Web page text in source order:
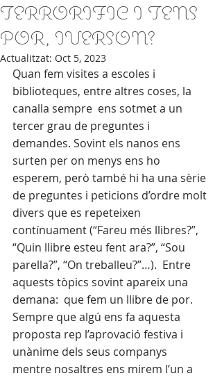
TERRORIFIC I TENS
POR, IVERSON?
Actualitzat: Oct 5, 2023
Quan fem visites a escoles i
biblioteques, entre altres coses, la
canalla sempre  ens sotmet a un
tercer grau de preguntes i
demandes. Sovint els nanos ens
surten per on menys ens ho
esperem, però també hi ha una sèrie
de preguntes i peticions d’ordre molt
divers que es repeteixen
contínuament (“Fareu més llibres?”,
“Quin llibre esteu fent ara?”, “Sou
parella?”, “On treballeu?”…).  Entre
aquests tòpics sovint apareix una
demana:  que fem un llibre de por.
Sempre que algú ens fa aquesta
proposta rep l’aprovació festiva i
unànime dels seus companys
mentre nosaltres ens mirem l’un a